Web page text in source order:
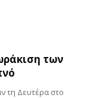
των
τη Δευτέρα στο